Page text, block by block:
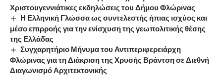
Χριστουγεννιάτικες εκδηλώσεις του Δήμου Φλώρινας
Η Ελληνική Γλώσσα ως συντελεστής ήπιας ισχύος και
μέσο επιρροής για την ενίσχυση της γεωπολιτικής θέσης
της Ελλάδας
Συγχαρητήριο Μήνυμα του Αντιπεριφερειάρχη
Φλώρινας για τη Διάκριση της Χρυσής Βράντση σε Διεθνή
Διαγωνισμό Αρχιτεκτονικής